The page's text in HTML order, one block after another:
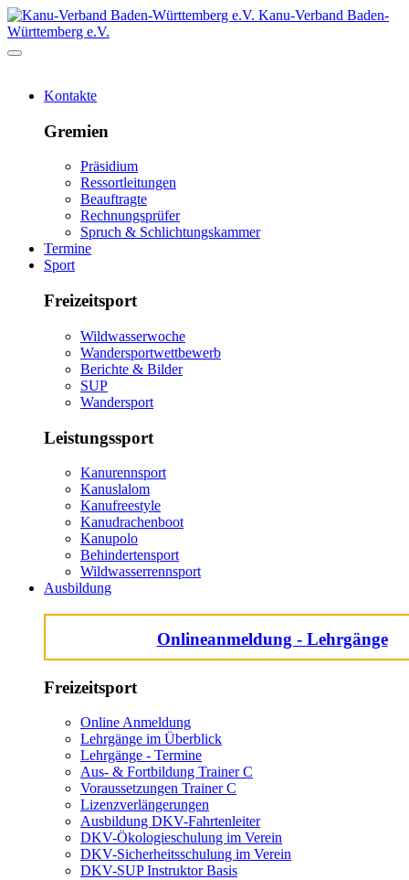
Kanu-Verband Baden-
Württemberg e.V.
Kontakte
Gremien
Präsidium
Ressortleitungen
Beauftragte
Rechnungsprüfer
Spruch & Schlichtungskammer
Termine
Sport
Freizeitsport
Wildwasserwoche
Wandersportwettbewerb
Berichte & Bilder
SUP
Wandersport
Leistungssport
Kanurennsport
Kanuslalom
Kanufreestyle
Kanudrachenboot
Kanupolo
Behindertensport
Wildwasserrennsport
Ausbildung
Onlineanmeldung - Lehrgänge
Freizeitsport
Online Anmeldung
Lehrgänge im Überblick
Lehrgänge - Termine
Aus- & Fortbildung Trainer C
Voraussetzungen Trainer C
Lizenzverlängerungen
Ausbildung DKV-Fahrtenleiter
DKV-Ökologieschulung im Verein
DKV-Sicherheitsschulung im Verein
DKV-SUP Instruktor Basis